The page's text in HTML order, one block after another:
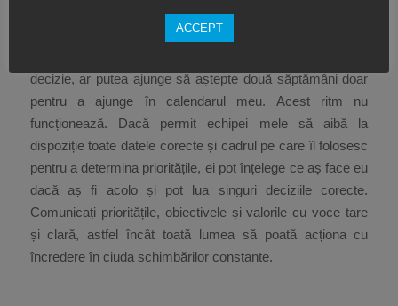
fața schimbărilor constante. Dacă toți cei din echipa mea
ar spune: „Să așteptăm și să discutăm cu Mario despre
decizie, ar putea ajunge să aștepte două săptămâni doar
pentru a ajunge în calendarul meu. Acest ritm nu
funcționează. Dacă permit echipei mele să aibă la
dispoziție toate datele corecte și cadrul pe care îl folosesc
pentru a determina prioritățile, ei pot înțelege ce aș face eu
dacă aș fi acolo și pot lua singuri deciziile corecte.
Comunicați prioritățile, obiectivele și valorile cu voce tare
și clară, astfel încât toată lumea să poată acționa cu
încredere în ciuda schimbărilor constante.
ACCEPT